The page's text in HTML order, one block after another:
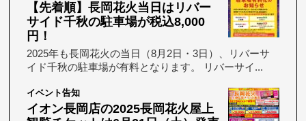
【先着順】長岡花火当日はリバー
サイド千秋の駐車場が税込8,000
円！
2025年も長岡花火の当日（8月2日・3日）、リバーサ
イド千秋の駐車場が有料となります。 リバーサイ...
イベント告知
イオン長岡店の2025長岡花火屋上